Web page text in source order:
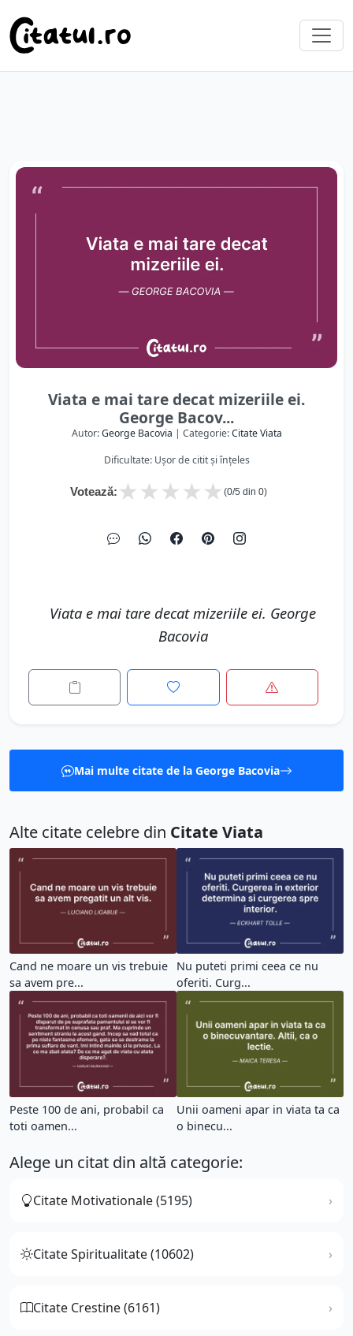
Viata e mai tare decat mizeriile ei.
George Bacov...
Autor:George Bacovia | Categorie:Citate Viata
Dificultate: Ușor de citit și înțeles
Votează: ★
★
★
★
★ (0/5 din 0)
Viata e mai tare decat mizeriile ei. George
Bacovia
Mai multe citate de la George Bacovia
Alte citate celebre din Citate Viata
Cand ne moare un vis trebuie
sa avem pre...
Nu puteti primi ceea ce nu
oferiti. Curg...
Peste 100 de ani, probabil ca
toti oamen...
Unii oameni apar in viata ta ca
o binecu...
Alege un citat din altă categorie:
Citate Motivationale (5195)
Citate Spiritualitate (10602)
Citate Crestine (6161)